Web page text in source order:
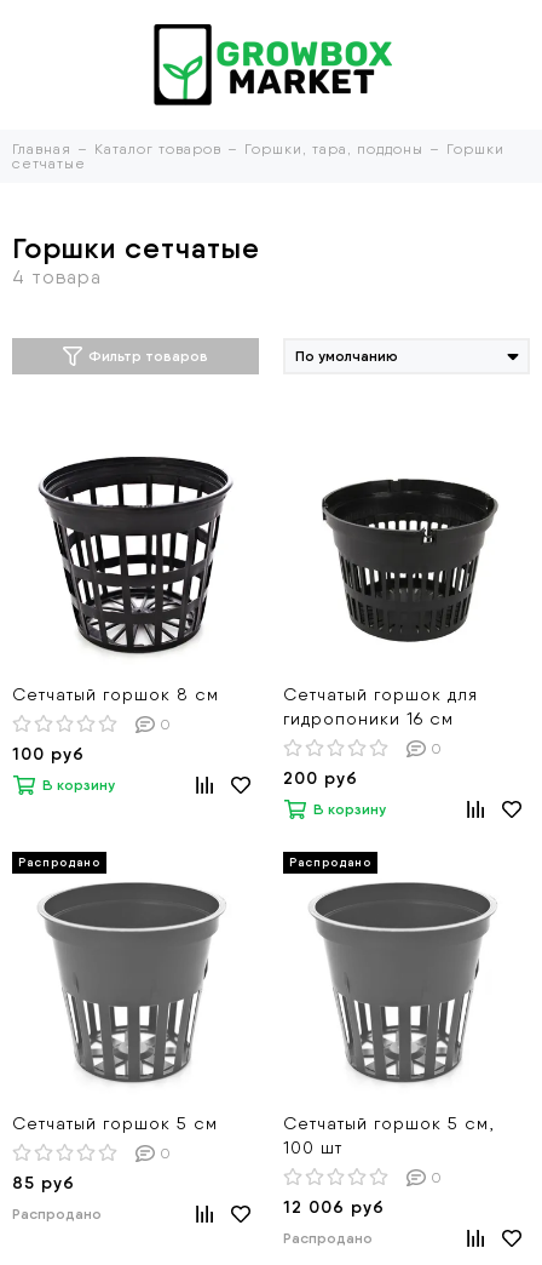
Главная Каталог товаров Горшки, тара, поддоны
Горшки
сетчатые
Горшки сетчатые
Фильтр товаров
Сетчатый горшок 8 см
0
100 руб
В корзину
Сетчатый горшок для
гидропоники 16 см
0
200 руб
В корзину
Сетчатый горшок 5 см
0
85 руб
Распродано
Сетчатый горшок 5 см,
100 шт
0
12 006 руб
Распродано